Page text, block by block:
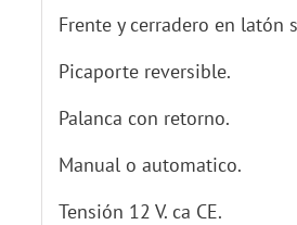
Frente y cerradero en latón
Picaporte reversible.
Palanca con retorno.
Manual o automatico.
Tensión 12 V. ca CE.